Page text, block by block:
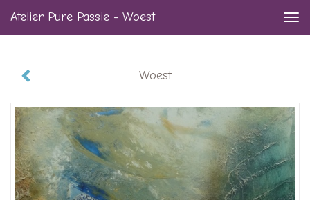
Atelier Pure Passie - Woest
Woest